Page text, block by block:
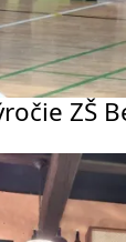
ZŠ